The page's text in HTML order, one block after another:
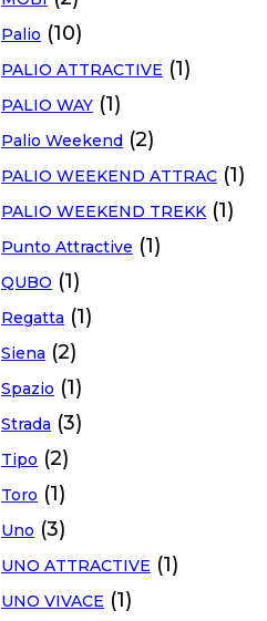
Palio (10)
PALIO ATTRACTIVE (1)
PALIO WAY (1)
Palio Weekend (2)
PALIO WEEKEND ATTRAC (1)
PALIO WEEKEND TREKK (1)
Punto Attractive (1)
QUBO (1)
Regatta (1)
Siena (2)
Spazio (1)
Strada (3)
Tipo (2)
Toro (1)
Uno (3)
UNO ATTRACTIVE (1)
UNO VIVACE (1)